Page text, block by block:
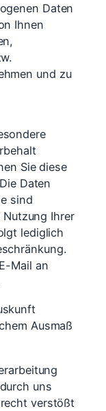
Daten
Ihnen
und zu
Sie diese
Daten
sind
Ihrer
lediglich
Mail an
Ausmaß
uns
verstößt